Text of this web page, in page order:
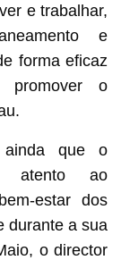
e trabalhar,
e
forma eficaz
promover o
ainda que o
atento ao
estar dos
durante a sua
o director